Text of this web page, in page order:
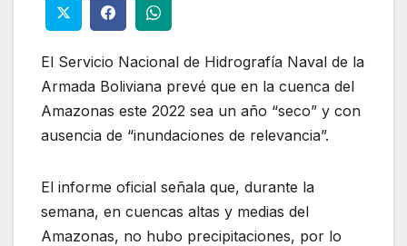
El Servicio Nacional de Hidrografía Naval de la
Armada Boliviana prevé que en la cuenca del
Amazonas este 2022 sea un año “seco” y con
ausencia de “inundaciones de relevancia”.
El informe oficial señala que, durante la
semana, en cuencas altas y medias del
Amazonas, no hubo precipitaciones, por lo